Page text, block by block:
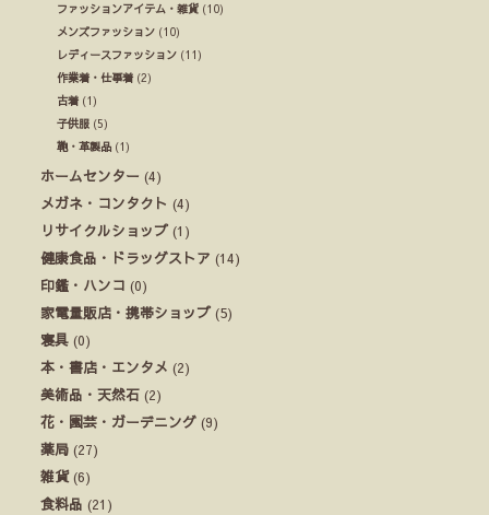
ファッションアイテム・雑貨 (10)
メンズファッション (10)
レディースファッション (11)
作業着・仕事着 (2)
古着 (1)
子供服 (5)
鞄・革製品 (1)
ホームセンター (4)
メガネ・コンタクト (4)
リサイクルショップ (1)
健康食品・ドラッグストア (14)
印鑑・ハンコ (0)
家電量販店・携帯ショップ (5)
寝具 (0)
本・書店・エンタメ (2)
美術品・天然石 (2)
花・園芸・ガーデニング (9)
薬局 (27)
雑貨(6)
食料品 (21)